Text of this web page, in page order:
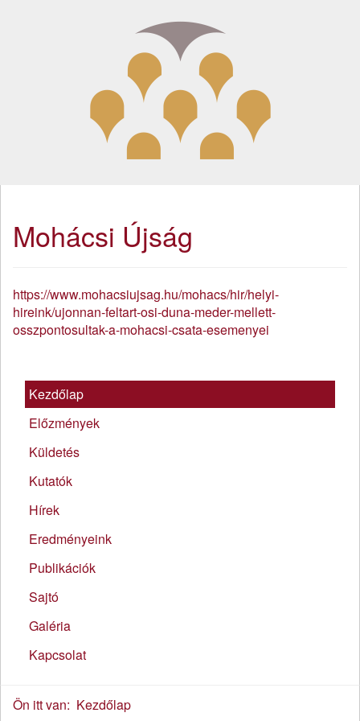
Mohácsi Újság
https://www.mohacsiujsag.hu/mohacs/hir/helyi-
hireink/ujonnan-feltart-osi-duna-meder-mellett-
osszpontosultak-a-mohacsi-csata-esemenyei
Kezdőlap
Előzmények
Küldetés
Kutatók
Hírek
Eredményeink
Publikációk
Sajtó
Galéria
Kapcsolat
Ön itt van: Kezdőlap